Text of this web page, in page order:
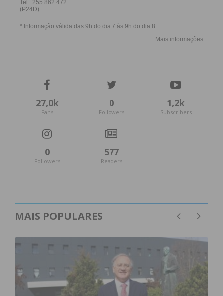
27,0k
Fans
0
Followers
1,2k
Subscribers
0
Followers
577
Readers
MAIS POPULARES